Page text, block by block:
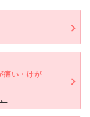
痛い・けが